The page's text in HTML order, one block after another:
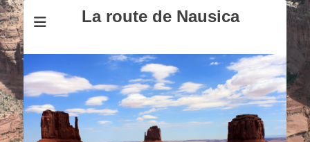
La route de Nausica